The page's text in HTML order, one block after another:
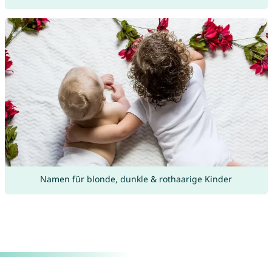
Namen für blonde, dunkle & rothaarige Kinder